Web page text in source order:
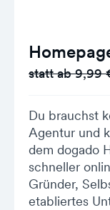
statt ab 9,99
Du brauchst
Agentur und
dem dogado
schneller
Gründer,
etabliertes